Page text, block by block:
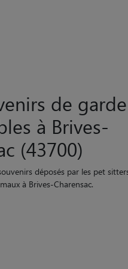
de garde
à Brives-
(43700)
déposés par les pet
à Brives-Charensac.